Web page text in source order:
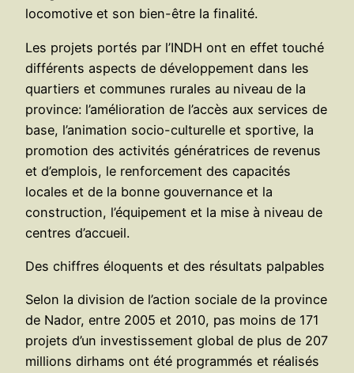
locomotive et son bien-être la finalité.
Les projets portés par l’INDH ont en effet touché
différents aspects de développement dans les
quartiers et communes rurales au niveau de la
province: l’amélioration de l’accès aux services de
base, l’animation socio-culturelle et sportive, la
promotion des activités génératrices de revenus
et d’emplois, le renforcement des capacités
locales et de la bonne gouvernance et la
construction, l’équipement et la mise à niveau de
centres d’accueil.
Des chiffres éloquents et des résultats palpables
Selon la division de l’action sociale de la province
de Nador, entre 2005 et 2010, pas moins de 171
projets d’un investissement global de plus de 207
millions dirhams ont été programmés et réalisés